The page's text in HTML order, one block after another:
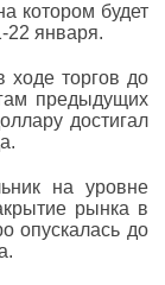
котором будет
22 января.
торгов до
предыдущих
достигал
на уровне
рынка в
опускалась до